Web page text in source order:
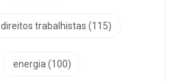
direitos trabalhistas (115)
energia (100)